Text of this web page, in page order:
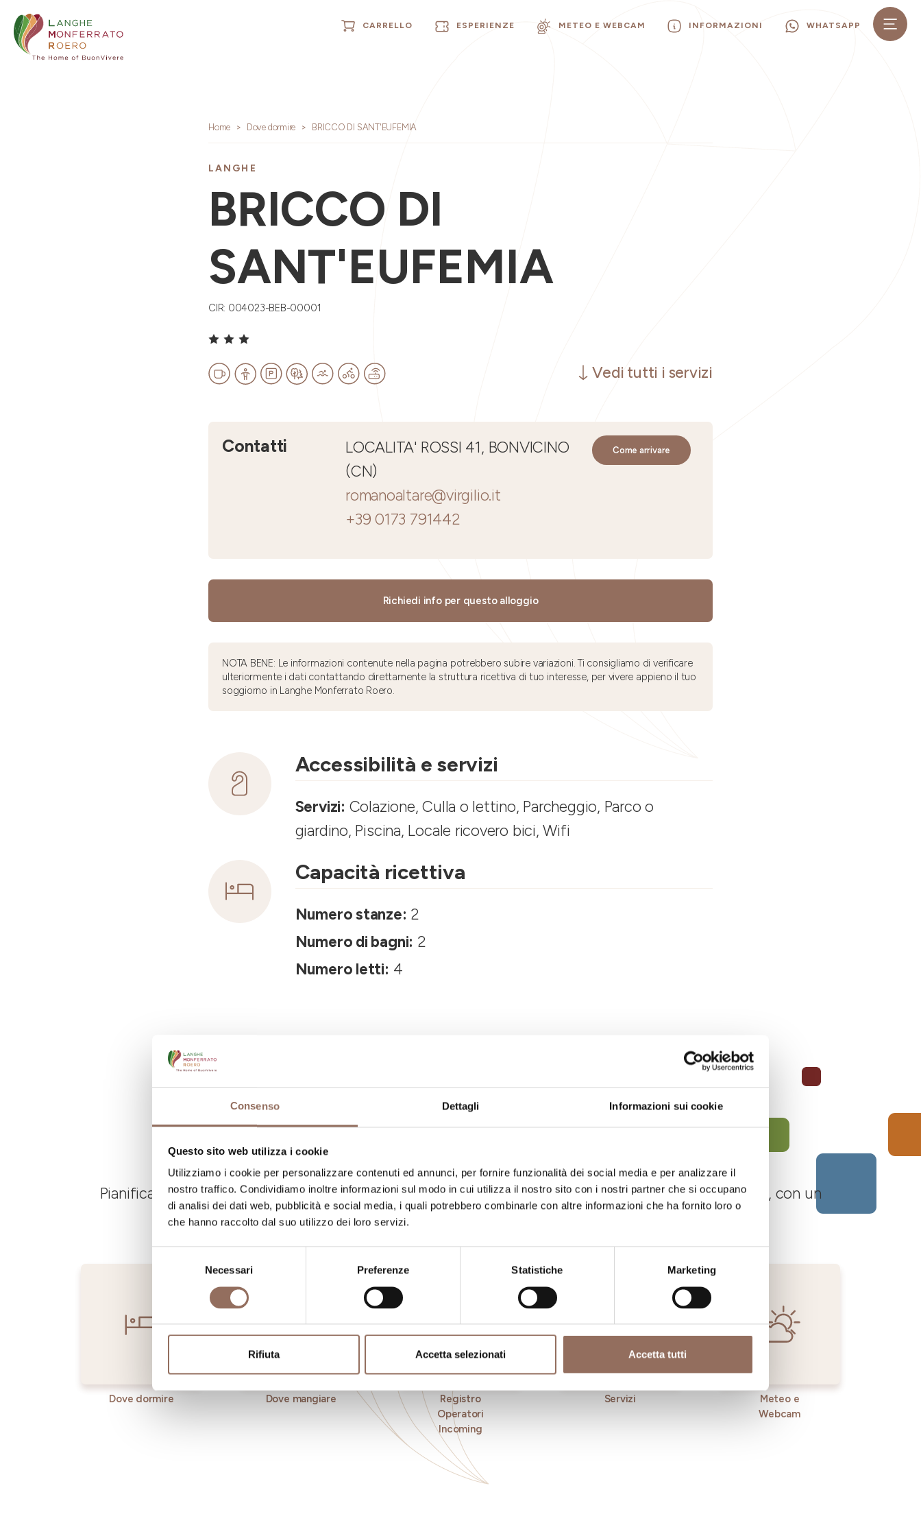
Consenso Dettagli Informazioni sui cookie
Questo sito web utilizza i cookie
Utilizziamo i cookie per personalizzare contenuti ed annunci, per fornire funzionalità dei social media e per analizzare il
nostro traffico. Condividiamo inoltre informazioni sul modo in cui utilizza il nostro sito con i nostri partner che si occupano
di analisi dei dati web, pubblicità e social media, i quali potrebbero combinarle con altre informazioni che ha fornito loro o
che hanno raccolto dal suo utilizzo dei loro servizi.
Necessari Preferenze Statistiche Marketing
Rifiuta Accetta selezionati Accetta tutti
CARRELLO ESPERIENZE METEO E WEBCAM INFORMAZIONI WHATSAPP
Home Dove dormire BRICCO DI SANT'EUFEMIA
LANGHE
BRICCO DI
SANT'EUFEMIA
CIR: 004023-BEB-00001
Vedi tutti i servizi
Contatti
LOCALITA' ROSSI 41, BONVICINO
(CN)
romanoaltare@virgilio.it
+39 0173 791442
Come arrivare
Richiedi info per questo alloggio
NOTA BENE: Le informazioni contenute nella pagina potrebbero subire variazioni. Ti consigliamo di verificare
ulteriormente i dati contattando direttamente la struttura ricettiva di tuo interesse, per vivere appieno il tuo
soggiorno in Langhe Monferrato Roero.
Accessibilità e servizi
Servizi: Colazione, Culla o lettino, Parcheggio, Parco o
giardino, Piscina, Locale ricovero bici, Wifi
Capacità ricettiva
Numero stanze: 2
Numero di bagni: 2
Numero letti: 4
Pianifica dove dormire, dove mangiare, cosa fare e visitare in ogni angolo di Langhe Monferrato Roero, con un
occhio al meteo in tempo reale
Dove dormire Dove mangiare
Registro
Operatori
Incoming
Servizi
Meteo e
Webcam